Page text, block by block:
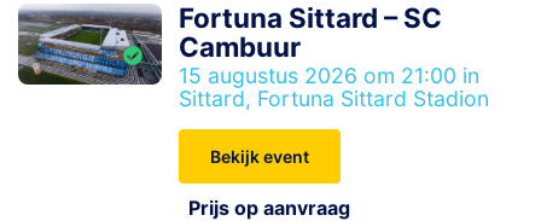
Fortuna Sittard – SC
Cambuur
15 augustus 2026 om 21:00 in
Sittard, Fortuna Sittard Stadion
Bekijk event
Prijs op aanvraag